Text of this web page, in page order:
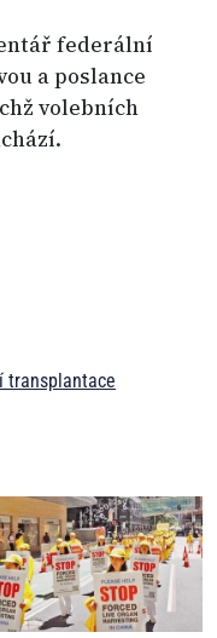
federální
a poslance
volebních
transplantace